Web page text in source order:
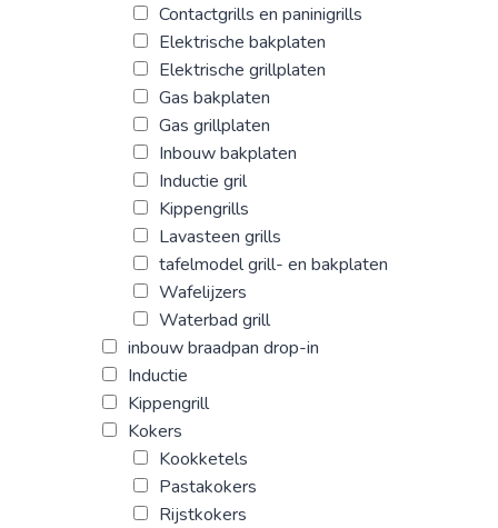
Contactgrills en paninigrills
Elektrische bakplaten
Elektrische grillplaten
Gas bakplaten
Gas grillplaten
Inbouw bakplaten
Inductie gril
Kippengrills
Lavasteen grills
tafelmodel grill- en bakplaten
Wafelijzers
Waterbad grill
inbouw braadpan drop-in
Inductie
Kippengrill
Kokers
Kookketels
Pastakokers
Rijstkokers